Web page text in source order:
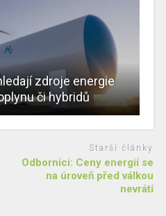
zdroje energie
či hybridů
Starší články
Odborníci: Ceny energií se
na úroveň před válkou
nevrátí